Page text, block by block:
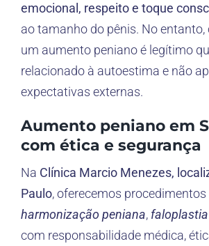
emocional, respeito e toque
ao tamanho do pênis. No entanto,
um aumento peniano é legítimo
relacionado à autoestima e não
expectativas externas.
Aumento peniano em
com ética e segurança
Na Clínica Marcio Menezes,
Paulo, oferecemos
harmonização peniana, faloplastia
com responsabilidade médica,